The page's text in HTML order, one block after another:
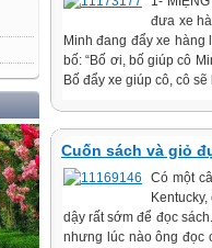
đưa xe
Minh đang đẩy xe
bố: “Bố ơi, bố giúp cô
Bố đẩy xe giúp cô, cô sẽ
Cuốn sách và giỏ
Có một
dậy rất sớm để đọc
nhưng lúc nào ông đọc